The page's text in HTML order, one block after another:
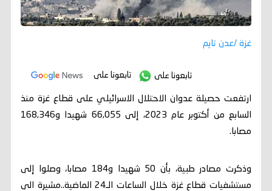
غزة /عدن تايم
تابعونا على تابعونا على
ارتفعت حصيلة عدوان الاحتلال الاسرائيلي على قطاع غزة منذ
السابع من أكتوبر عام 2023، إلى 66,055 شهيدا و168,346
مصابا.
وذكرت مصادر طبية، بأن 50 شهيدا و184 مصابا، وصلوا إلى
مستشفيات قطاع غزة خلال الساعات الـ24 الماضية..مشيرة الى